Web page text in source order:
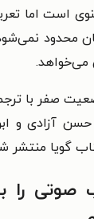
است اما
محدود
می‌خواهد.
صفر با
حسن آزادی و
گویا
صوتی را